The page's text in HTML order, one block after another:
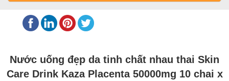
Nước uống đẹp da tinh chất nhau thai Skin
Care Drink Kaza Placenta 50000mg 10 chai x